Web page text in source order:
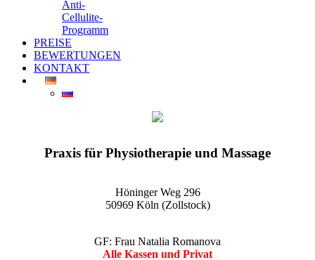
Anti-
Cellulite-
Programm
PREISE
BEWERTUNGEN
KONTAKT
Praxis für Physiotherapie und Massage
Höninger Weg 296
50969 Köln (Zollstock)
GF: Frau Natalia Romanova
Alle Kassen und Privat